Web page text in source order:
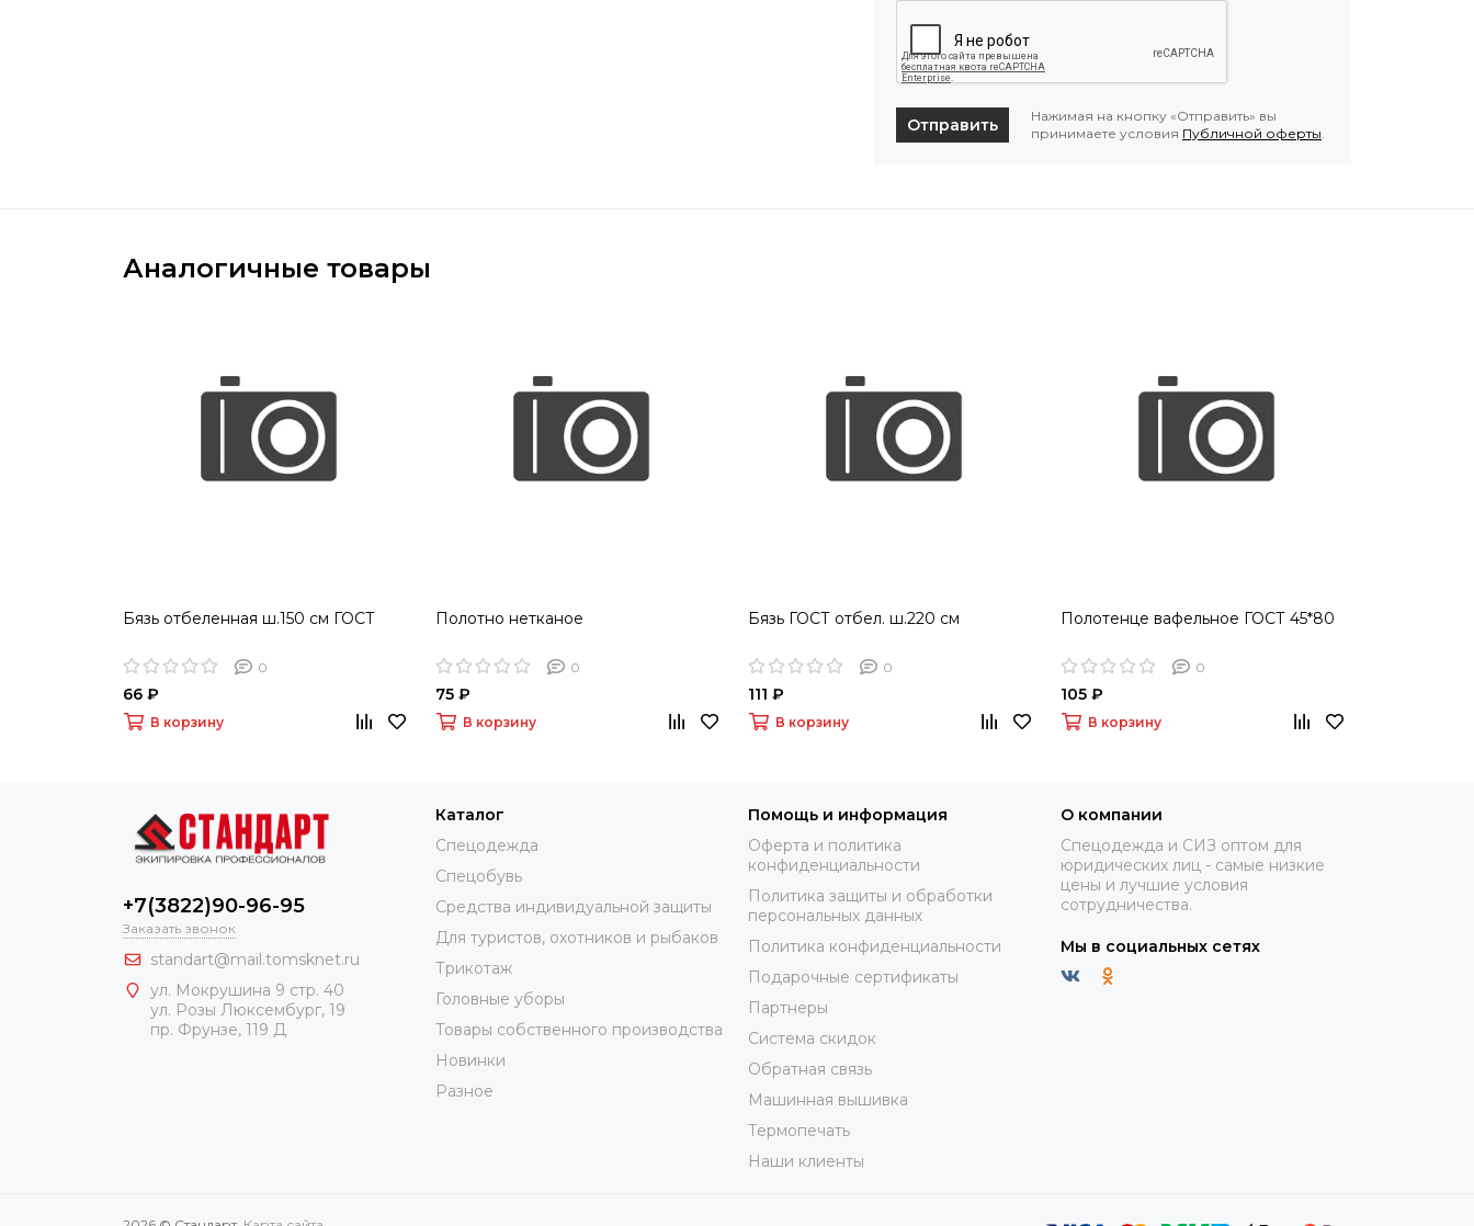
Отправить
Нажимая на кнопку «Отправить» вы
принимаете условия Публичной оферты
Аналогичные товары
Бязь отбеленная ш.150 см ГОСТ
0
66 ₽
В корзину
Полотно нетканое
0
75 ₽
В корзину
Бязь ГОСТ отбел. ш.220 см
0
111 ₽
В корзину
Полотенце вафельное ГОСТ 45*80
0
105 ₽
В корзину
+7(3822)90-96-95
Заказать звонок
standart@mail.tomsknet.ru
ул. Мокрушина 9 стр. 40
ул. Розы Люксембург, 19
пр. Фрунзе, 119 Д
Каталог
Спецодежда
Спецобувь
Средства индивидуальной защиты
Для туристов, охотников и рыбаков
Трикотаж
Головные уборы
Товары собственного производства
Новинки
Разное
Помощь и информация
Оферта и политика
конфиденциальности
Политика защиты и обработки
персональных данных
Политика конфиденциальности
Подарочные сертификаты
Партнеры
Система скидок
Обратная связь
Машинная вышивка
Термопечать
Наши клиенты
О компании
Спецодежда и СИЗ оптом для
юридических лиц - самые низкие
цены и лучшие условия
сотрудничества.
Мы в социальных сетях